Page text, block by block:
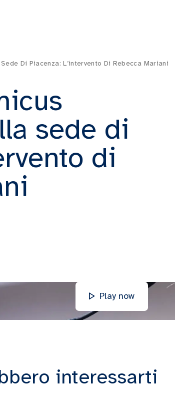
Di Piacenza: L’intervento Di Rebecca Mariani
sede di
di
Play now
interessarti